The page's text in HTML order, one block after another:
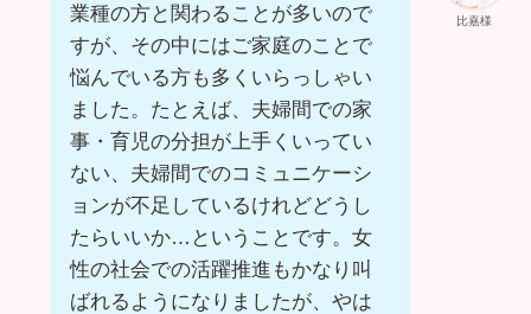
比嘉様
業種の方と関わることが多いので
すが、その中にはご家庭のことで
悩んでいる方も多くいらっしゃい
ました。たとえば、夫婦間での家
事・育児の分担が上手くいってい
ない、夫婦間でのコミュニケーシ
ョンが不足しているけれどどうし
たらいいか…ということです。女
性の社会での活躍推進もかなり叫
ばれるようになりましたが、やは